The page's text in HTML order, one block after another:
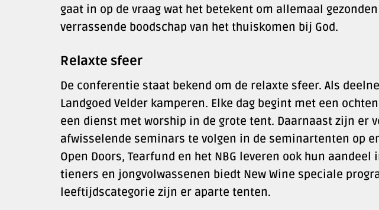
gaat in op de vraag wat het betekent om allemaal
verrassende boodschap van het thuiskomen bij God.
Relaxte sfeer
De conferentie staat bekend om de relaxte sfeer. Als
Landgoed Velder kamperen. Elke dag begint met een
een dienst met worship in de grote tent. Daarnaast zijn er
afwisselende seminars te volgen in de seminartenten op
Open Doors, Tearfund en het NBG leveren ook hun
tieners en jongvolwassenen biedt New Wine speciale
leeftijdscategorie zijn er aparte tenten.